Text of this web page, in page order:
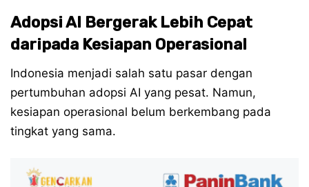
Adopsi AI Bergerak Lebih Cepat
daripada Kesiapan Operasional
Indonesia menjadi salah satu pasar dengan
pertumbuhan adopsi AI yang pesat. Namun,
kesiapan operasional belum berkembang pada
tingkat yang sama.